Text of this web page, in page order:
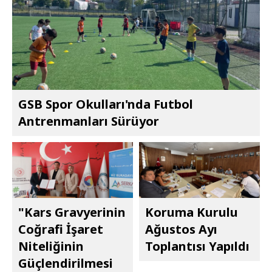
GSB Spor Okulları'nda Futbol
Antrenmanları Sürüyor
"Kars Gravyerinin
Coğrafi İşaret
Niteliğinin
Güçlendirilmesi
Koruma Kurulu
Ağustos Ayı
Toplantısı Yapıldı